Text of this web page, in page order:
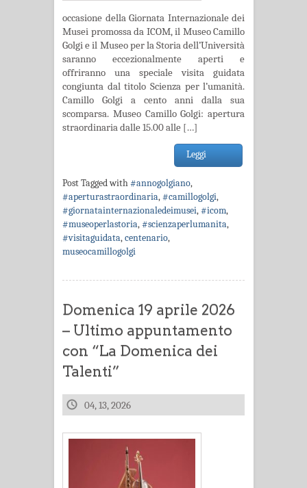
occasione della Giornata Internazionale dei
Musei promossa da ICOM, il Museo Camillo
Golgi e il Museo per la Storia dell’Università
saranno eccezionalmente aperti e
offriranno una speciale visita guidata
congiunta dal titolo Scienza per l’umanità.
Camillo Golgi a cento anni dalla sua
scomparsa. Museo Camillo Golgi: apertura
straordinaria dalle 15.00 alle […]
Leggi
Post Tagged with#annogolgiano,
#aperturastraordinaria,#camillogolgi,
#giornatainternazionaledeimusei,#icom,
#museoperlastoria,#scienzaperlumanita,
#visitaguidata,centenario,
museocamillogolgi
Domenica 19 aprile 2026
– Ultimo appuntamento
con “La Domenica dei
Talenti”
04, 13, 2026